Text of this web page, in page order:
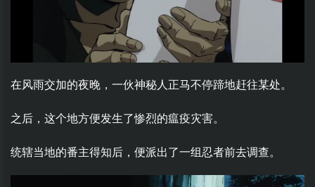
在风雨交加的夜晚，一伙神秘人正马不停蹄地赶往某处。
之后，这个地方便发生了惨烈的瘟疫灾害。
统辖当地的番主得知后，便派出了一组忍者前去调查。